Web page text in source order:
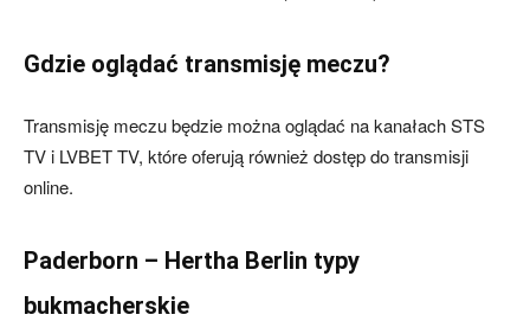
Gdzie oglądać transmisję meczu?
Transmisję meczu będzie można oglądać na kanałach STS
TV i LVBET TV, które oferują również dostęp do transmisji
online.
Paderborn – Hertha Berlin typy
bukmacherskie